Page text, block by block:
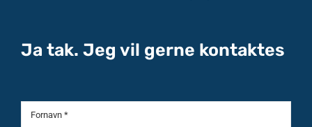
Ja tak. Jeg vil gerne kontaktes